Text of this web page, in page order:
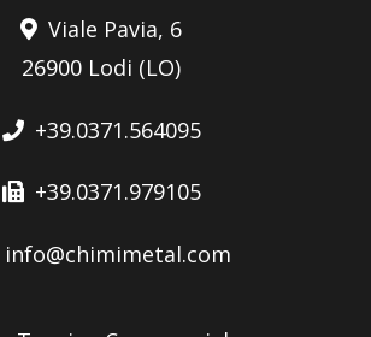
Viale Pavia, 6
26900 Lodi (LO)
+39.0371.564095
+39.0371.979105